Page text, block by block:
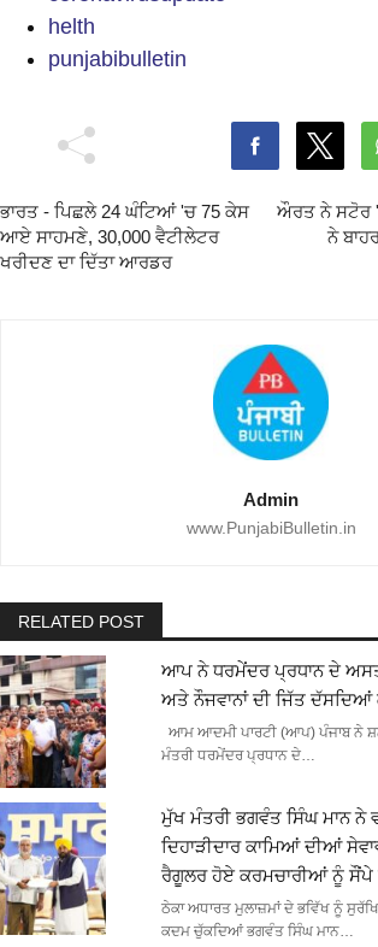
helth
punjabibulletin
ਭਾਰਤ - ਪਿਛਲੇ 24 ਘੰਟਿਆਂ 'ਚ 75 ਕੇਸ
ਆਏ ਸਾਹਮਣੇ, 30,000 ਵੈਟੀਲੇਟਰ
ਖਰੀਦਣ ਦਾ ਦਿੱਤਾ ਆਰਡਰ
ਔਰਤ ਨੇ ਸਟੋਰ
ਨੇ
Admin
www.PunjabiBulletin.in
RELATED POST
ਆਪ ਨੇ ਧਰਮੇਂਦਰ ਪ੍ਰਧਾਨ ਦੇ
ਅਤੇ ਨੌਜਵਾਨਾਂ ਦੀ ਜਿੱਤ ਦੱਸਦਿਆਂ
ਆਮ ਆਦਮੀ ਪਾਰਟੀ (ਆਪ) ਪੰਜਾਬ ਨੇ
ਮੰਤਰੀ ਧਰਮੇਂਦਰ ਪ੍ਰਧਾਨ ਦੇ…
ਮੁੱਖ ਮੰਤਰੀ ਭਗਵੰਤ ਸਿੰਘ ਮਾਨ ਨੇ
ਦਿਹਾੜੀਦਾਰ ਕਾਮਿਆਂ ਦੀਆਂ
ਰੈਗੂਲਰ ਹੋਏ ਕਰਮਚਾਰੀਆਂ ਨੂੰ ਸੌਂਪੇ
ਠੇਕਾ ਅਧਾਰਤ ਮੁਲਾਜ਼ਮਾਂ ਦੇ ਭਵਿੱਖ ਨੂੰ
ਕਦਮ ਚੁੱਕਦਿਆਂ ਭਗਵੰਤ ਸਿੰਘ ਮਾਨ…